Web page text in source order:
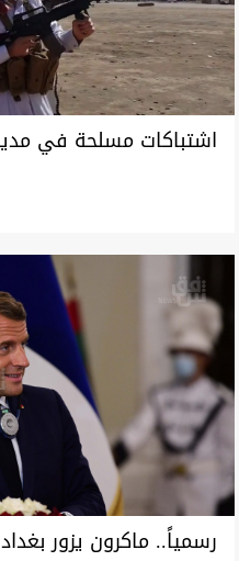
اشتباكات مسلحة في
رسمياً.. ماكرون يزور